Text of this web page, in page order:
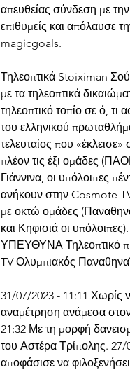
απευθείας σύνδεση με
επιθυμείς και απόλαυσε
magicgoals.
Τηλεοπτικά Stoiximan
με τα τηλεοπτικά
τηλεοπτικό τοπίο σε ό,
του ελληνικού
τελευταίος που
πλέον τις έξι ομάδες
Γιάννινα, οι υπόλοιπες
ανήκουν στην Cosmote
με οκτώ ομάδες
και Κηφισιά οι
ΥΠΕΥΘΥΝΑ Τηλεοπτικό
TV Ολυμπιακός
31/07/2023 - 11:11 Χωρίς
αναμέτρηση ανάμεσα
21:32 Με τη μορφή
του Αστέρα Τρίπολης.
αποφάσισε να